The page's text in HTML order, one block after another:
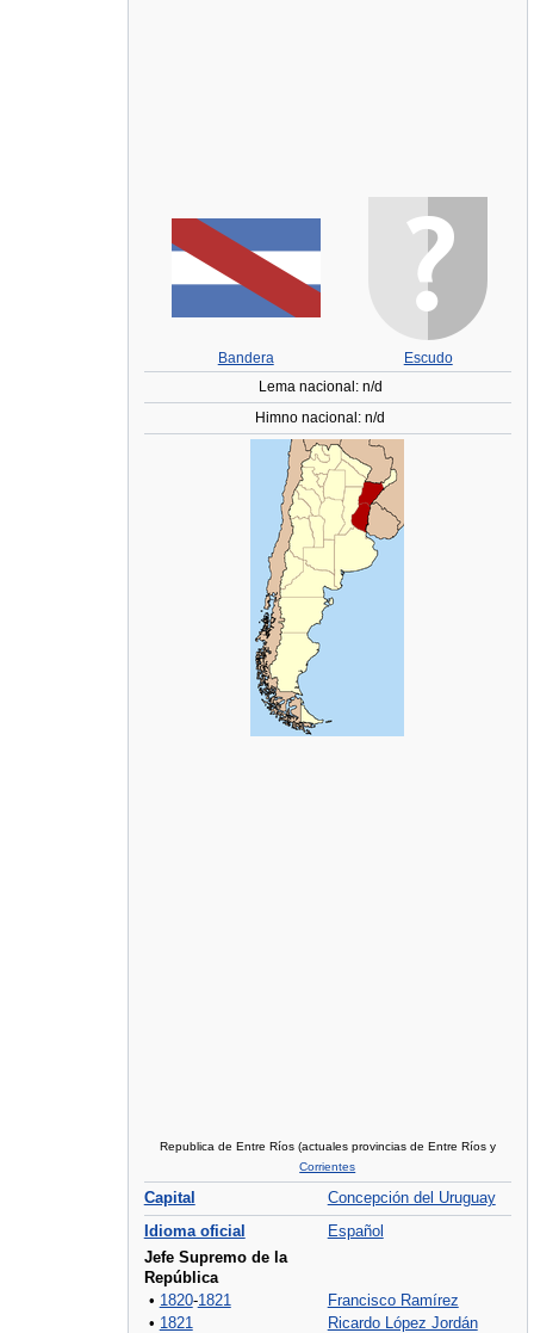
Bandera
Escudo
Lema nacional: n/d
Himno nacional: n/d
Republica de Entre Ríos (actuales provincias de Entre Ríos y
Corrientes
Capital
Concepción del Uruguay
Idioma oficial
Español
Jefe Supremo de la
República
• 1820-1821
Francisco Ramírez
• 1821
Ricardo López Jordán